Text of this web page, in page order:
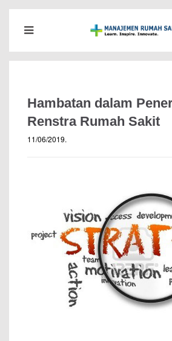
Hambatan dalam
Renstra Rumah Sakit
11/06/2019.